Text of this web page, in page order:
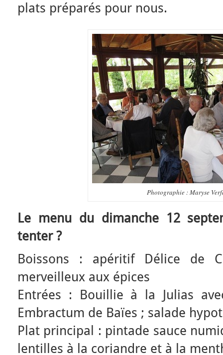
plats préparés pour nous.
Photographie : Maryse
Le menu du dimanche 12
tenter ?
Boissons : apéritif Délice de
merveilleux aux épices
Entrées : Bouillie à la Julias
Embractum de Baïes ; salade
Plat principal : pintade sauce
lentilles à la coriandre et à la